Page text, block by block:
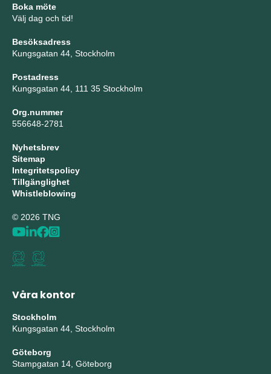
Boka möte
Välj dag och tid!
Besöksadress
Kungsgatan 44, Stockholm
Postadress
Kungsgatan 44, 111 35 Stockholm
Org.nummer
556648-2781
Nyhetsbrev
Sitemap
Integritetspolicy
Tillgänglighet
Whistleblowing
© 2026 TNG
Våra kontor
Stockholm
Kungsgatan 44, Stockholm
Göteborg
Stampgatan 14, Göteborg